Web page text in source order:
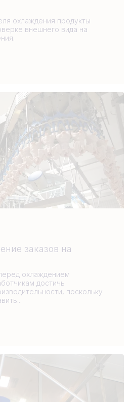
охлаждения продукты
внешнего вида на
заказов на
охлаждением
достичь
поскольку